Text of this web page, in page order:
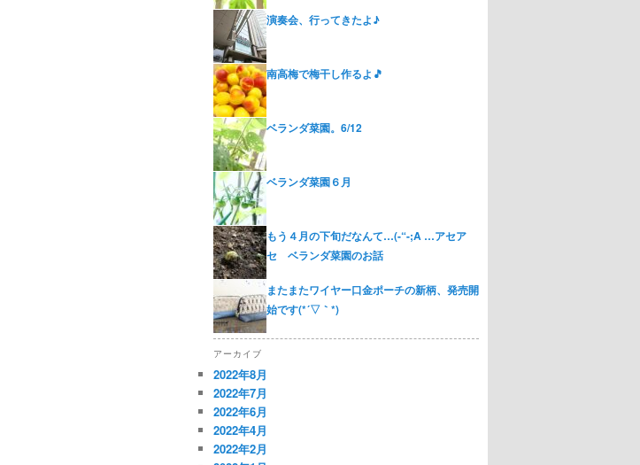
演奏会、行ってきたよ♪
南高梅で梅干し作るよ🎵
ベランダ菜園。6/12
ベランダ菜園６月
もう４月の下旬だなんて…(-“-;A …アセア
セ ベランダ菜園のお話
またまたワイヤー口金ポーチの新柄、発売開
始です(*´▽｀*)
アーカイブ
2022年8月
2022年7月
2022年6月
2022年4月
2022年2月